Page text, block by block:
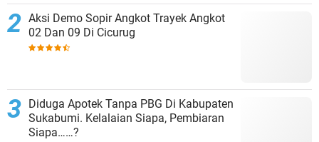
Aksi Demo Sopir Angkot Trayek Angkot
02 Dan 09 Di Cicurug
Diduga Apotek Tanpa PBG Di Kabupaten
Sukabumi. Kelalaian Siapa, Pembiaran
Siapa……?